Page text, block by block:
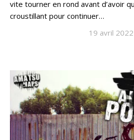
vite tourner en rond avant d’avoir
croustillant pour continuer…
19 avril 2022